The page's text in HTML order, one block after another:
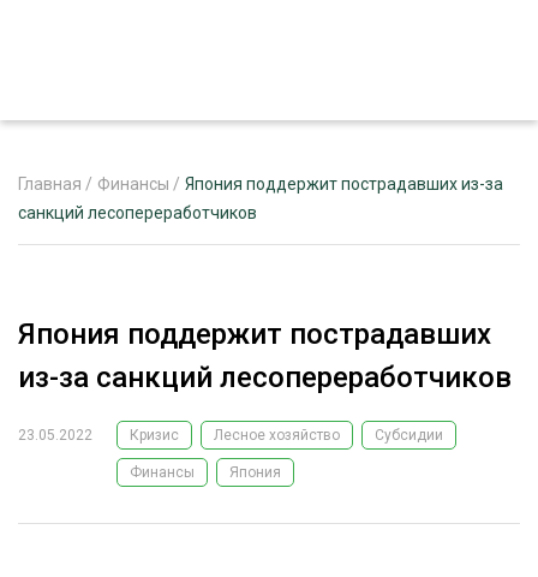
РЕКЛАМОДАТЕЛЯМ
ЛЕСНОЕ ХОЗЯЙСТВО
ЛЕСОЗАГОТОВКА
Главная / Финансы / Япония поддержит пострадавших из-за
санкций лесопереработчиков
Япония поддержит пострадавших
из-за санкций лесопереработчиков
23.05.2022 Кризис Лесное хозяйство Субсидии
Финансы Япония